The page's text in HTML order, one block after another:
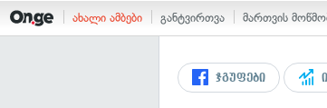
ახალი ამბები განტვირთვა მართვის
ჯგუფები